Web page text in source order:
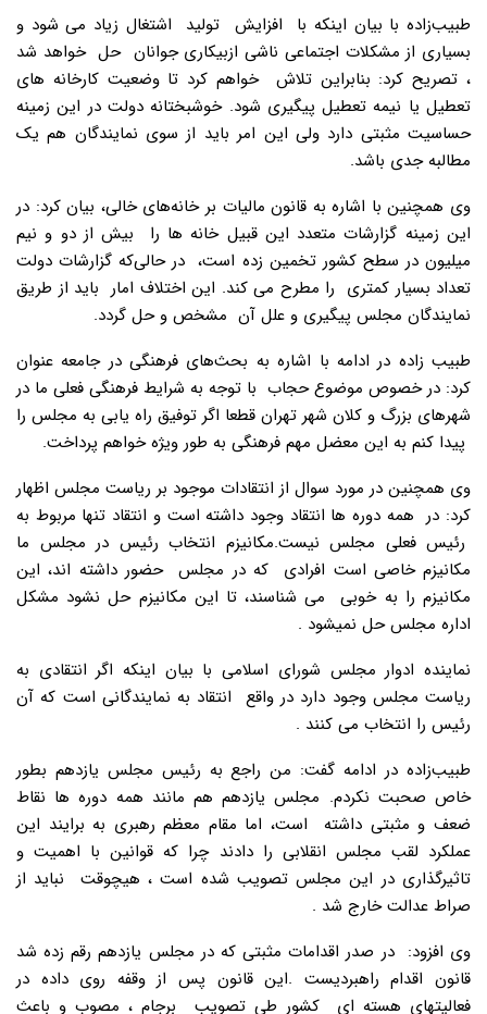
طبیب‌زاده با بیان اینکه با افزایش تولید اشتغال زیاد می شود و
بسیاری از مشکلات اجتماعی ناشی ازبیکاری جوانان حل خواهد شد
، تصریح کرد: بنابراین تلاش خواهم کرد تا وضعیت کارخانه های
تعطیل یا نیمه تعطیل پیگیری شود. خوشبختانه دولت در این زمینه
حساسیت مثبتی دارد ولی این امر باید از سوی نمایندگان هم یک
مطالبه جدی باشد.
وی همچنین با اشاره به قانون مالیات بر خانه‌های خالی، بیان کرد: در
این زمینه گزارشات متعدد این قبیل خانه ها را بیش از دو و نیم
میلیون در سطح کشور تخمین زده است، در حالی‌که گزارشات دولت
تعداد بسیار کمتری را مطرح می کند. این اختلاف امار باید از طریق
نمایندگان مجلس پیگیری و علل آن مشخص و حل گردد.
طبیب زاده در ادامه با اشاره به بحث‌های فرهنگی در جامعه عنوان
کرد: در خصوص موضوع حجاب با توجه به شرایط فرهنگی فعلی ما در
شهرهای بزرگ و کلان شهر تهران قطعا اگر توفیق راه یابی به مجلس را
پیدا کنم به این معضل مهم فرهنگی به طور ویژه خواهم پرداخت.
وی همچنین در مورد سوال از انتقادات موجود بر ریاست مجلس اظهار
کرد: در همه دوره ها انتقاد وجود داشته است و انتقاد تنها مربوط به
رئیس فعلی مجلس نیست.مکانیزم انتخاب رئیس در مجلس ما
مکانیزم خاصی است افرادی که در مجلس حضور داشته اند، این
مکانیزم را به خوبی می شناسند، تا این مکانیزم حل نشود مشکل
اداره مجلس حل نمیشود .
نماینده ادوار مجلس شورای اسلامی با بیان اینکه اگر انتقادی به
ریاست مجلس وجود دارد در واقع انتقاد به نمایندگانی است که آن
رئیس را انتخاب می کنند .
طبیب‌زاده در ادامه گفت: من راجع به رئیس مجلس یازدهم بطور
خاص صحبت نکردم. مجلس یازدهم هم مانند همه دوره ها نقاط
ضعف و مثبتی داشته است، اما مقام معظم رهبری به برایند این
عملکرد لقب مجلس انقلابی را دادند چرا که قوانین با اهمیت و
تاثیرگذاری در این مجلس تصویب شده است ، هیچوقت نباید از
صراط عدالت خارج شد .
وی افزود: در صدر اقدامات مثبتی که در مجلس یازدهم رقم زده شد
قانون اقدام راهبردیست .این قانون پس از وقفه روی داده در
فعالیتهای هسته ای کشور طی تصویب برجام‌ ، مصوب و باعث